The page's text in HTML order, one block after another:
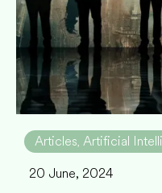
Articles, Artificial
20 June, 2024